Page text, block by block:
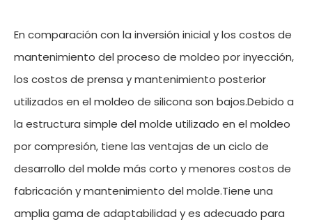
En comparación con la inversión inicial y los costos de
mantenimiento del proceso de moldeo por inyección,
los costos de prensa y mantenimiento posterior
utilizados en el moldeo de silicona son bajos.Debido a
la estructura simple del molde utilizado en el moldeo
por compresión, tiene las ventajas de un ciclo de
desarrollo del molde más corto y menores costos de
fabricación y mantenimiento del molde.Tiene una
amplia gama de adaptabilidad y es adecuado para